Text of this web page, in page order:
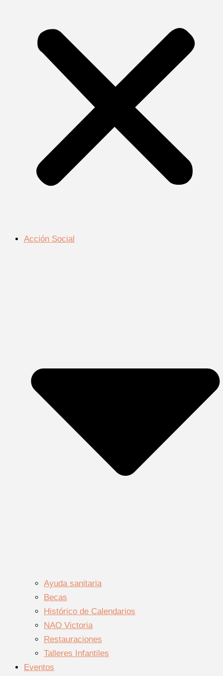
Acción Social
Ayuda sanitaria
Becas
Histórico de Calendarios
NAO Victoria
Restauraciones
Talleres Infantiles
Eventos